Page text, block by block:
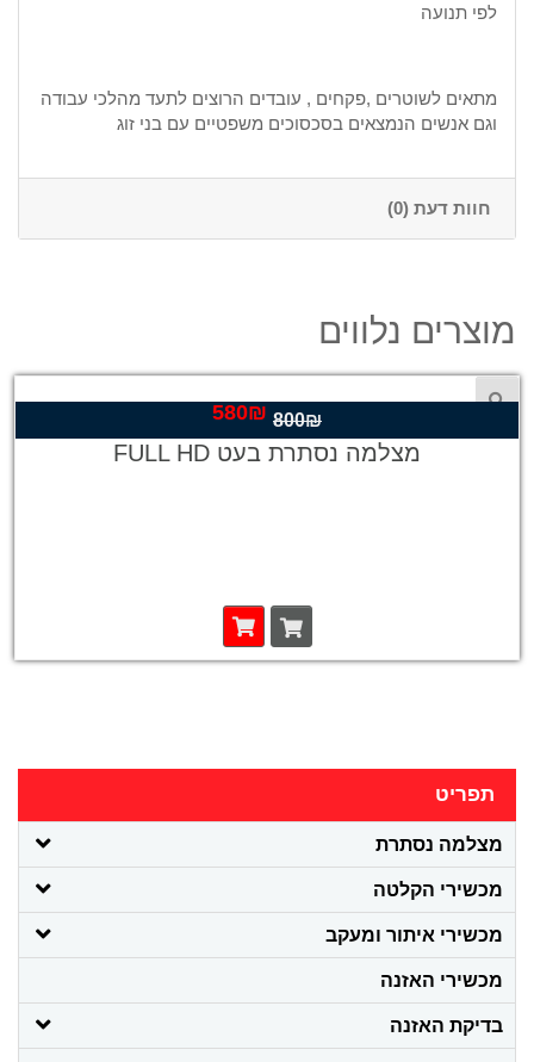
לפי תנועה
מתאים לשוטרים ,פקחים , עובדים הרוצים לתעד מהלכי עבודה
וגם אנשים הנמצאים בסכסוכים משפטיים עם בני זוג
חוות דעת (0)
מוצרים נלווים
800₪
המחיר
המקורי
היה:
580₪
המחיר
הנוכחי
הוא:
מצלמה נסתרת בעט FULL HD
תפריט
מצלמה נסתרת
מכשירי הקלטה
מכשירי איתור ומעקב
מכשירי האזנה
בדיקת האזנה